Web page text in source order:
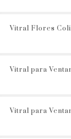
Vitral Flores
Vitral para
Vitral para